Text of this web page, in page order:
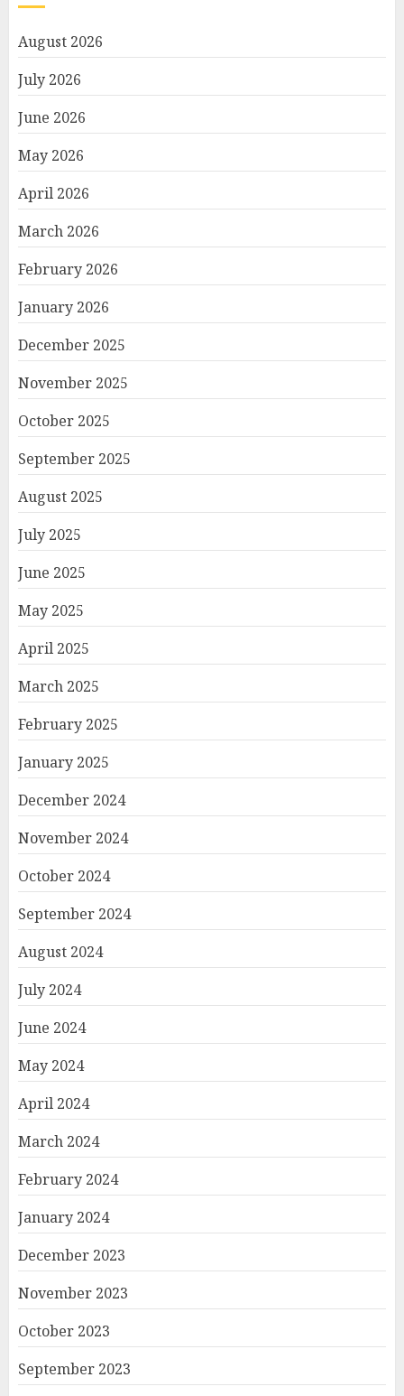
August 2026
July 2026
June 2026
May 2026
April 2026
March 2026
February 2026
January 2026
December 2025
November 2025
October 2025
September 2025
August 2025
July 2025
June 2025
May 2025
April 2025
March 2025
February 2025
January 2025
December 2024
November 2024
October 2024
September 2024
August 2024
July 2024
June 2024
May 2024
April 2024
March 2024
February 2024
January 2024
December 2023
November 2023
October 2023
September 2023